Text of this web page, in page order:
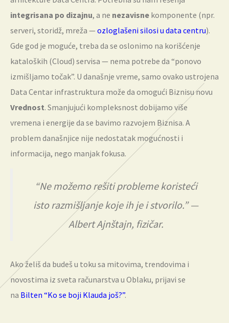
integrisana po dizajnu, a ne nezavisne komponente (npr.
serveri, storidž, mreža — ozloglašeni silosi u data centru).
Gde god je moguće, treba da se oslonimo na korišćenje
kataloških (Cloud) servisa — nema potrebe da “ponovo
izmišljamo točak”. U današnje vreme, samo ovako ustrojena
Data Centar infrastruktura može da omogući Biznisu novu
Vrednost. Smanjujući kompleksnost dobijamo više
vremena i energije da se bavimo razvojem Biznisa. A
problem današnjice nije nedostatak mogućnosti i
informacija, nego manjak fokusa.
“Ne možemo rešiti probleme koristeći
isto razmišljanje koje ih je i stvorilo.” —
Albert Ajnštajn, fizičar.
Ako želiš da budeš u toku sa mitovima, trendovima i
novostima iz sveta računarstva u Oblaku, prijavi se
na Bilten “Ko se boji Klauda još?”.